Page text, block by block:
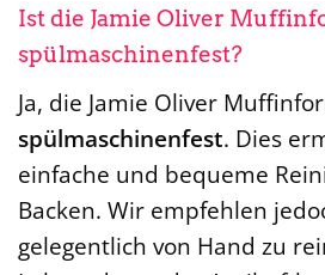
Ist die Jamie Oliver
spülmaschinenfest?
Ja, die Jamie Oliver
spülmaschinenfest. Dies
einfache und bequeme
Backen. Wir empfehlen
gelegentlich von Hand zu